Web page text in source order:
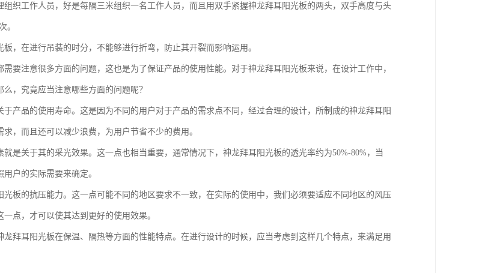
组织工作人员，好是每隔三米组织一名工作人员，而且用双手紧握神龙拜耳阳光板的两头，双手高度与头
。
，在进行吊装的时分，不能够进行折弯，防止其开裂而影响运用。
要注意很多方面的问题，这也是为了保证产品的使用性能。对于神龙拜耳阳光板来说，在设计工作中，
，究竟应当注意哪些方面的问题呢？
于产品的使用寿命。这是因为不同的用户对于产品的需求点不同，经过合理的设计，所制成的神龙拜耳阳
，而且还可以减少浪费，为用户节省不少的费用。
是关于其的采光效果。这一点也相当重要，通常情况下，神龙拜耳阳光板的透光率约为50%-80%，当
户的实际需要来确定。
光板的抗压能力。这一点可能不同的地区要求不一致，在实际的使用中，我们必须要适应不同地区的风压
点，才可以使其达到更好的使用效果。
龙拜耳阳光板在保温、隔热等方面的性能特点。在进行设计的时候，应当考虑到这样几个特点，来满足用